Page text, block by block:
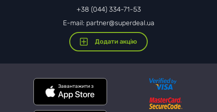
+38 (044) 334-71-53
E-mail: partner@superdeal.ua
Додати акцію
Завантажити з